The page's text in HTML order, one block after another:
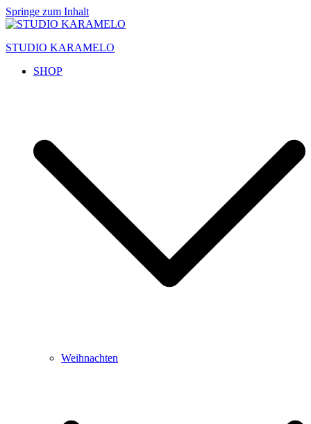
Springe zum Inhalt
STUDIO KARAMELO
SHOP
Weihnachten